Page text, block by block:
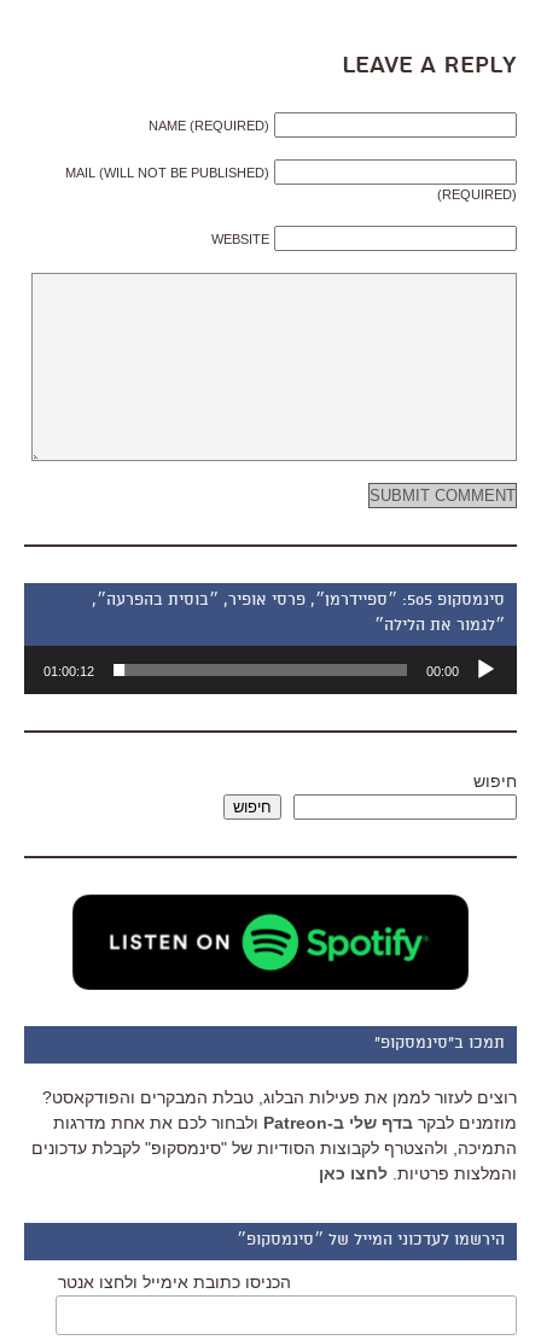
Leave a Reply
NAME (REQUIRED)
MAIL (WILL NOT BE PUBLISHED)
(REQUIRED)
WEBSITE
סינמסקופ 505: ״ספיידרמן״, פרסי אופיר, ״בוסית בהפרעה״,
״לגמור את הלילה״
אודיו
00:00
01:00:12
חיפוש
חיפוש
תמכו ב"סינמסקופ"
רוצים לעזור לממן את פעילות הבלוג, טבלת המבקרים והפודקאסט?
מוזמנים לבקר בדף שלי ב-Patreon
ולבחור לכם את אחת מדרגות
התמיכה, ולהצטרף לקבוצות הסודיות של "סינמסקופ" לקבלת עדכונים
והמלצות פרטיות. לחצו כאן
הירשמו לעדכוני המייל של ״סינמסקופ״
הכניסו כתובת אימייל ולחצו אנטר